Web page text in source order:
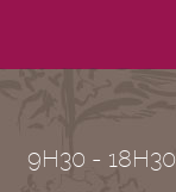
9H30 - 18H30